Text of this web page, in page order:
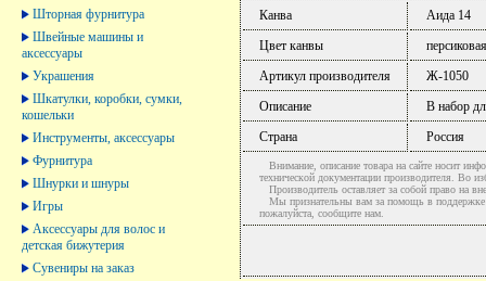
Шторная фурнитура
Швейные машины и
аксессуары
Украшения
Шкатулки, коробки, сумки,
кошельки
Инструменты, аксессуары
Фурнитура
Шнурки и шнуры
Игры
Аксессуары для волос и
детская бижутерия
Сувениры на заказ
Канва
Аида 14
Цвет канвы
персиковая
Артикул производителя
Ж-1050
Описание
В набор
Страна
Россия
Внимание, описание товара на сайте носит
технической документации производителя. Во
Производитель оставляет за собой право на
Мы признательны вам за помощь в поддержке
пожалуйста, сообщите нам.